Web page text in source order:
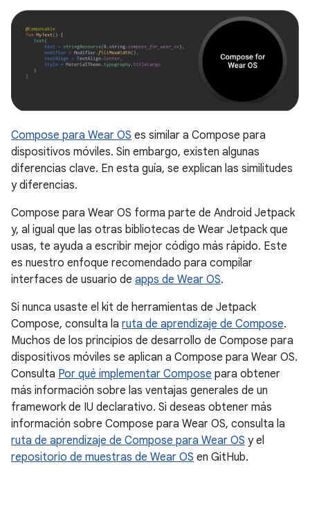
Compose para Wear OS es similar a Compose para
dispositivos móviles. Sin embargo, existen algunas
diferencias clave. En esta guía, se explican las similitudes
y diferencias.
Compose para Wear OS forma parte de Android Jetpack
y, al igual que las otras bibliotecas de Wear Jetpack que
usas, te ayuda a escribir mejor código más rápido. Este
es nuestro enfoque recomendado para compilar
interfaces de usuario de apps de Wear OS.
Si nunca usaste el kit de herramientas de Jetpack
Compose, consulta la ruta de aprendizaje de Compose.
Muchos de los principios de desarrollo de Compose para
dispositivos móviles se aplican a Compose para Wear OS.
Consulta Por qué implementar Compose para obtener
más información sobre las ventajas generales de un
framework de IU declarativo. Si deseas obtener más
información sobre Compose para Wear OS, consulta la
ruta de aprendizaje de Compose para Wear OS y el
repositorio de muestras de Wear OS en GitHub.